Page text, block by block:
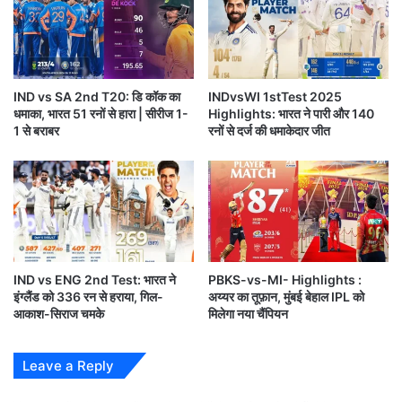
ऐसे में भारत के लिए एक बुरी खबर सामने आई है l आईसीसी
है।
2
.
2
)
से
न्यू
जी
लैं
ड
को
दी
मा
त
IND vs SA 2nd T20: डि कॉक का
धमाका, भारत 51 रनों से हारा | सीरीज 1-
1 से बराबर
INDvsWI 1stTest 2025
Highlights: भारत ने पारी और 140
रनों से दर्ज की धमाकेदार जीत
IND vs ENG 2nd Test: भारत ने
इंग्लैंड को 336 रन से हराया, गिल-
आकाश-सिराज चमके
PBKS-vs-MI- Highlights :
अय्यर का तूफ़ान, मुंबई बेहाल IPL को
मिलेगा नया चैंपियन
Leave a Reply